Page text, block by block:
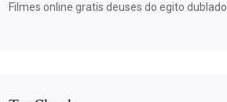
Filmes online gratis deuses do egito dublado